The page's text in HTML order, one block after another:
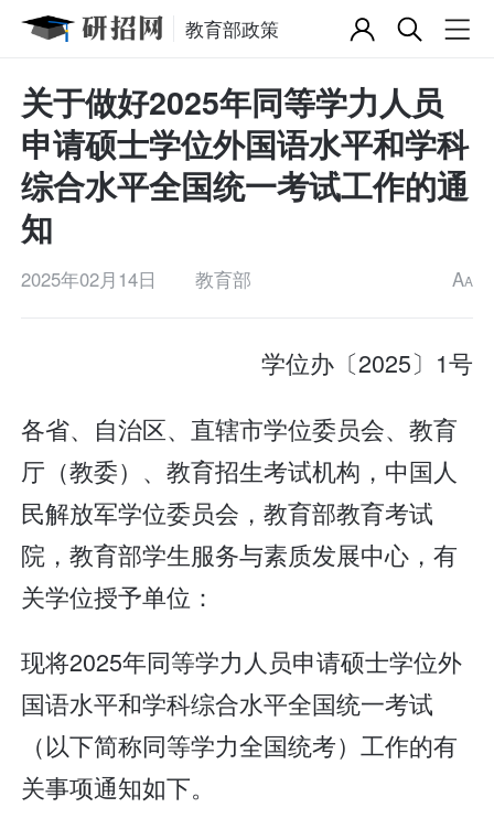
教育部政策
关于做好2025年同等学力人员
申请硕士学位外国语水平和学科
综合水平全国统一考试工作的通
知
2025年02月14日 教育部 AA
学位办〔2025〕1号
各省、自治区、直辖市学位委员会、教育
厅（教委）、教育招生考试机构，中国人
民解放军学位委员会，教育部教育考试
院，教育部学生服务与素质发展中心，有
关学位授予单位：
现将2025年同等学力人员申请硕士学位外
国语水平和学科综合水平全国统一考试
（以下简称同等学力全国统考）工作的有
关事项通知如下。